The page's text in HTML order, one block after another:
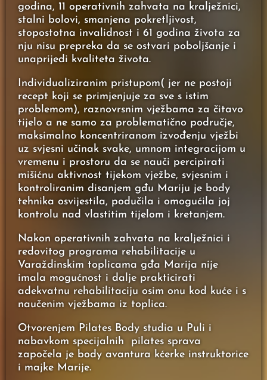
godina, 11 operativnih zahvata na kralježnici,
stalni bolovi, smanjena pokretljivost,
stopostotna invalidnost i 61 godina života za
nju nisu prepreka da se ostvari poboljšanje i
unaprijedi kvaliteta života.
Individualiziranim pristupom( jer ne postoji
recept koji se primjenjuje za sve s istim
problemom), raznovrsnim vježbama za čitavo
tijelo a ne samo za problematično područje,
maksimalno koncentriranom izvođenju vježbi
uz svjesni učinak svake, umnom integracijom u
vremenu i prostoru da se nauči percipirati
mišićnu aktivnost tijekom vježbe, svjesnim i
kontroliranim disanjem gđu Mariju je body
tehnika osvijestila, podučila i omogućila joj
kontrolu nad vlastitim tijelom i kretanjem.
Nakon operativnih zahvata na kralježnici i
redovitog programa rehabilitacije u
Varaždinskim toplicama gđa Marija nije
imala mogućnost i dalje prakticirati
adekvatnu rehabilitaciju osim onu kod kuće i s
naučenim vježbama iz toplica.
Otvorenjem Pilates Body studia u Puli i
nabavkom specijalnih pilates sprava
započela je body avantura kćerke instruktorice
i majke Marije.